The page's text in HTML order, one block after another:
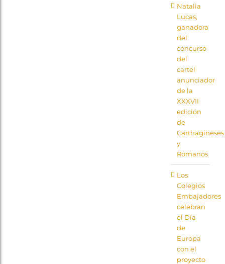
Natalia
Lucas,
ganadora
del
concurso
del
cartel
anunciador
de la
XXXVII
edición
de
Carthagineses
y
Romanos
Los
Colegios
Embajadores
celebran
el Día
de
Europa
con el
proyecto